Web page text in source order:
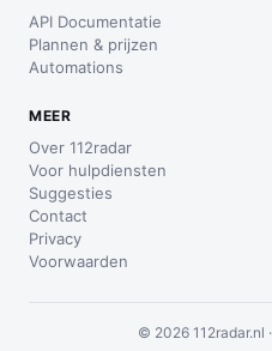
API Documentatie
Plannen & prijzen
Automations
MEER
Over 112radar
Voor hulpdiensten
Suggesties
Contact
Privacy
Voorwaarden
© 2026 112radar.nl ·